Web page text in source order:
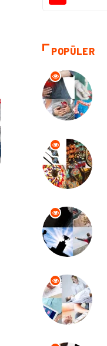
Moda
Anne Çocuk
Mobilya
Ev işleri
Sigorta
Bebek Giyim
POPÜLER